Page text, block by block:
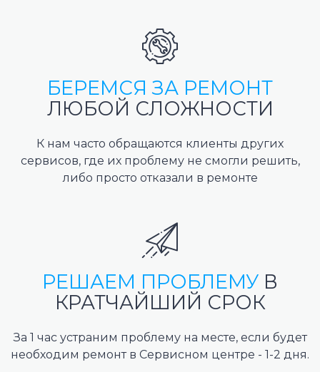
БЕРЕМСЯ ЗА РЕМОНТ
ЛЮБОЙ СЛОЖНОСТИ
К нам часто обращаются клиенты других
сервисов, где их проблему не смогли решить,
либо просто отказали в ремонте
РЕШАЕМ ПРОБЛЕМУ В
КРАТЧАЙШИЙ СРОК
За 1 час устраним проблему на месте, если будет
необходим ремонт в Сервисном центре - 1-2 дня.